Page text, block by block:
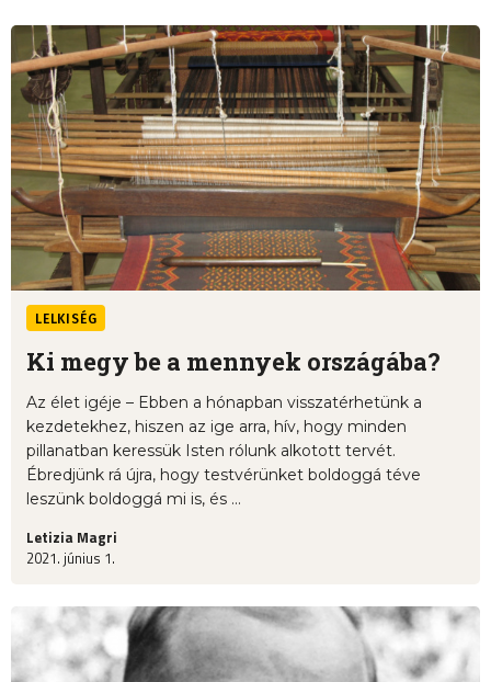
LELKISÉG
Ki megy be a mennyek országába?
Az élet igéje – Ebben a hónapban visszatérhetünk a
kezdetekhez, hiszen az ige arra, hív, hogy minden
pillanatban keressük Isten rólunk alkotott tervét.
Ébredjünk rá újra, hogy testvérünket boldoggá téve
leszünk boldoggá mi is, és ...
Letizia Magri
2021. június 1.